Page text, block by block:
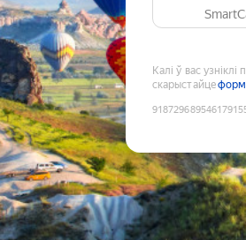
Калі ў вас
скарыстайце